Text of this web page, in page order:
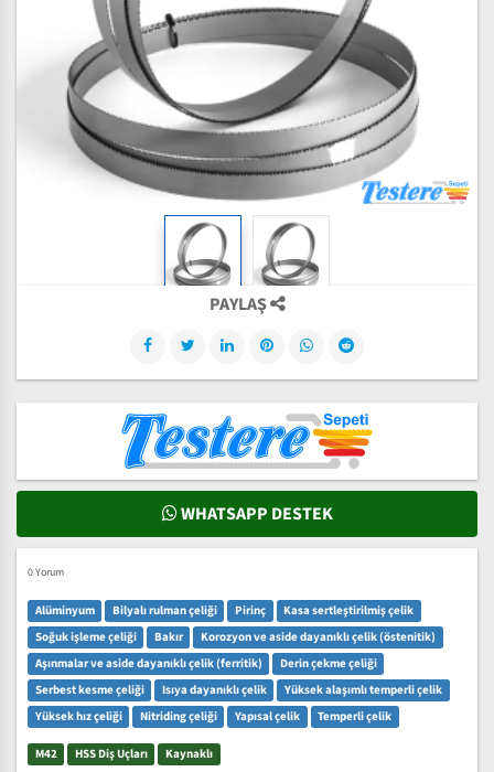
PAYLAŞ
WHATSAPP DESTEK
0 Yorum
Alüminyum Bilyalı rulman çeliği Pirinç
Kasa sertleştirilmiş çelik
Soğuk işleme çeliği
Bakır
Korozyon ve aside dayanıklı çelik (östenitik)
Aşınmalar ve aside dayanıklı çelik (ferritik)
Derin çekme çeliği
Serbest kesme çeliği
Isıya dayanıklı çelik
Yüksek alaşımlı temperli çelik
Yüksek hız çeliği
Nitriding çeliği Yapısal çelik Temperli çelik
M42 HSS Diş Uçları Kaynaklı